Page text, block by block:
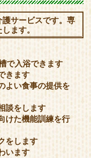
サービスです。専
ます。
で入浴できます
きます
よい食事の提供を
談をします
けた機能訓練を行
をします
います